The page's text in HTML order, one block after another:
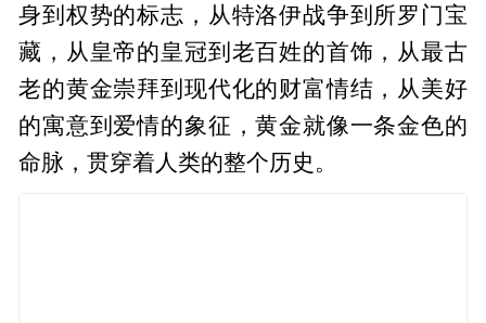
身到权势的标志，从特洛伊战争到所罗门宝
藏，从皇帝的皇冠到老百姓的首饰，从最古
老的黄金崇拜到现代化的财富情结，从美好
的寓意到爱情的象征，黄金就像一条金色的
命脉，贯穿着人类的整个历史。